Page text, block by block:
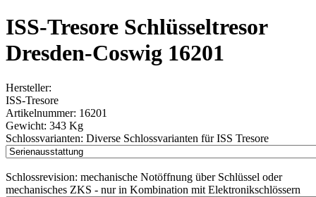
ISS-Tresore Schlüsseltresor
Dresden-Coswig 16201
Hersteller:
ISS-Tresore
Artikelnummer: 16201
Gewicht: 343 Kg
Schlossvarianten: Diverse Schlossvarianten für ISS Tresore
Schlossrevision: mechanische Notöffnung über Schlüssel oder
mechanisches ZKS - nur in Kombination mit Elektronikschlössern